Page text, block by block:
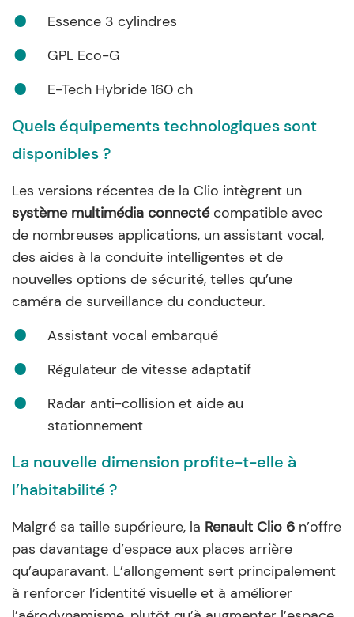
Essence 3 cylindres
GPL Eco-G
E-Tech Hybride 160 ch
Quels équipements technologiques sont
disponibles ?
Les versions récentes de la Clio intègrent un
système multimédia connectécompatible avec
de nombreuses applications, un assistant vocal,
des aides à la conduite intelligentes et de
nouvelles options de sécurité, telles qu’une
caméra de surveillance du conducteur.
Assistant vocal embarqué
Régulateur de vitesse adaptatif
Radar anti-collision et aide au
stationnement
La nouvelle dimension profite-t-elle à
l’habitabilité ?
Malgré sa taille supérieure, la Renault Clio 6 n’offre
pas davantage d’espace aux places arrière
qu’auparavant. L’allongement sert principalement
à renforcer l’identité visuelle et à améliorer